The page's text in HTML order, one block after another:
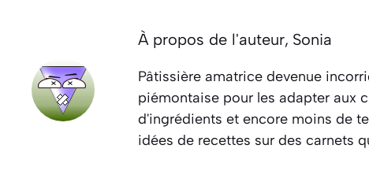
À propos de l'auteur, Sonia
Pâtissière amatrice devenue
piémontaise pour les adapter aux
d'ingrédients et encore moins de
idées de recettes sur des carnets